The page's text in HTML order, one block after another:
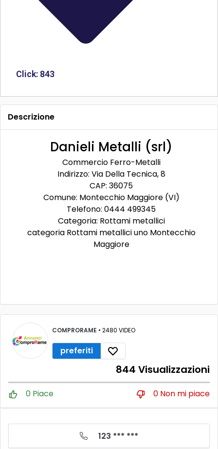
Click: 843
Descrizione
Danieli Metalli (srl)
Commercio Ferro-Metalli
Indirizzo: Via Della Tecnica, 8
CAP: 36075
Comune: Montecchio Maggiore (VI)
Telefono: 0444 499345
Categoria: Rottami metallici
categoria Rottami metallici uno Montecchio
Maggiore
COMPRORAME • 2480 VIDEO
preferiti
844 Visualizzazioni
0 Piace 0 Non mi piace
123 *** ***